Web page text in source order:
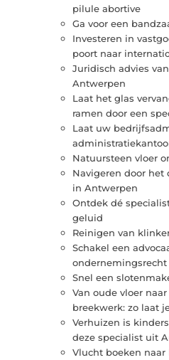
pilule abortive
Ga voor een
Investeren in
poort naar
Juridisch advies
Antwerpen
Laat het glas
ramen door een
Laat uw
Natuursteen vloer
Navigeren door het
in Antwerpen
Ontdek dé
geluid
Reinigen van
Schakel een
Snel een
Van oude vloer
breekwerk: zo laat
Verhuizen is
deze specialist uit
Vlucht boeken